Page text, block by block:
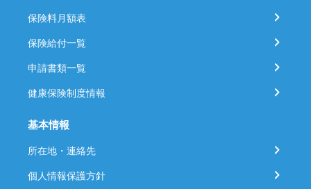
保険料月額表
保険給付一覧
申請書類一覧
健康保険制度情報
基本情報
所在地・連絡先
個人情報保護方針